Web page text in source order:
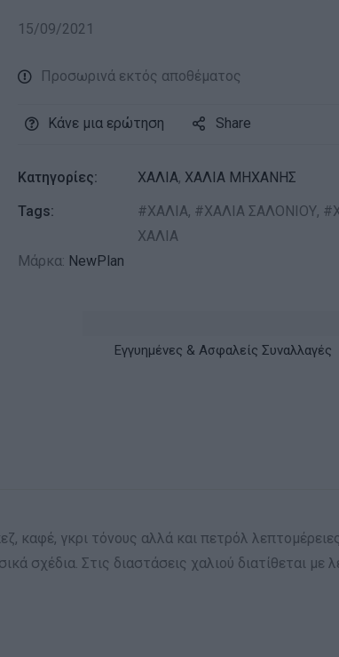
15/09/2021
Προσωρινά εκτός αποθέματος
Κάνε μια ερώτηση Share
Κατηγορίες: ΧΑΛΙΑ, ΧΑΛΙΑ ΜΗΧΑΝΗΣ
Tags:
ΧΑΛΙΑ, ΧΑΛΙΑ ΣΑΛΟΝΙΟΥ,
ΧΑΛΙΑ
Μάρκα: NewPlan
Εγγυημένες & Ασφαλείς Συναλλαγές
καφέ, γκρι τόνους αλλά και πετρόλ
σχέδια. Στις διαστάσεις χαλιού διατίθεται με